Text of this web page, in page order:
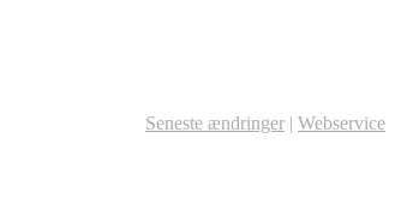
Seneste ændringer | Webservice